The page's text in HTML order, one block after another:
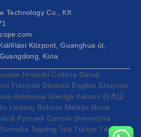
Technology Co., Kft
Központ, Guanghua út,
Kína
Hrvatski Čeština Dansk
Français Deutsch English Ελληνικά
Indonesia Gaeilge Italiano 日本語
Lietuvių Bahasa Melayu Norsk
Русский Српски Slovenčina
Svenska Tagalog ไทย Türkçe Tiếng